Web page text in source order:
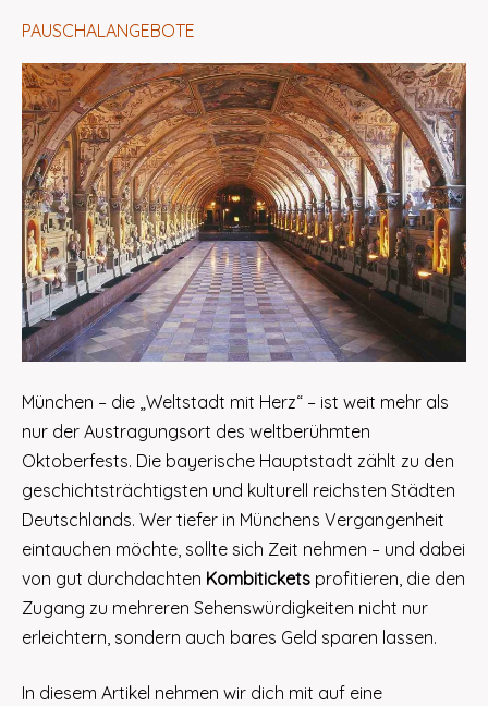
PAUSCHALANGEBOTE
München – die „Weltstadt mit Herz“ – ist weit mehr als
nur der Austragungsort des weltberühmten
Oktoberfests. Die bayerische Hauptstadt zählt zu den
geschichtsträchtigsten und kulturell reichsten Städten
Deutschlands. Wer tiefer in Münchens Vergangenheit
eintauchen möchte, sollte sich Zeit nehmen – und dabei
von gut durchdachten Kombitickets profitieren, die den
Zugang zu mehreren Sehenswürdigkeiten nicht nur
erleichtern, sondern auch bares Geld sparen lassen.
In diesem Artikel nehmen wir dich mit auf eine